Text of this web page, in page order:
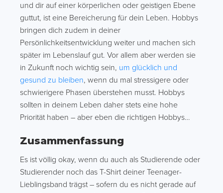
und dir auf einer körperlichen oder geistigen Ebene
guttut, ist eine Bereicherung für dein Leben. Hobbys
bringen dich zudem in deiner
Persönlichkeitsentwicklung weiter und machen sich
später im Lebenslauf gut. Vor allem aber werden sie
in Zukunft noch wichtig sein, um glücklich und
gesund zu bleiben, wenn du mal stressigere oder
schwierigere Phasen überstehen musst. Hobbys
sollten in deinem Leben daher stets eine hohe
Priorität haben – aber eben die richtigen Hobbys…
Zusammenfassung
Es ist völlig okay, wenn du auch als Studierende oder
Studierender noch das T-Shirt deiner Teenager-
Lieblingsband trägst – sofern du es nicht gerade auf